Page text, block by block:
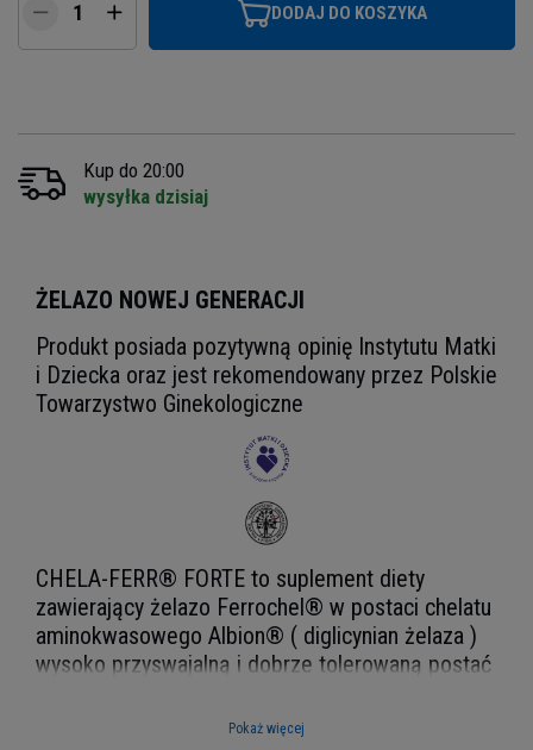
DODAJ DO KOSZYKA
Kup do 20:00
wysyłka dzisiaj
ŻELAZO NOWEJ GENERACJI
Produkt posiada pozytywną opinię Instytutu Matki
i Dziecka oraz jest rekomendowany przez Polskie
Towarzystwo Ginekologiczne
CHELA-FERR® FORTE to suplement diety
zawierający żelazo Ferrochel® w postaci chelatu
aminokwasowego Albion® ( diglicynian żelaza )
wysoko przyswajalną i dobrze tolerowaną postać
foliowym i witaminami: C, B6, B12.
Pokaż więcej